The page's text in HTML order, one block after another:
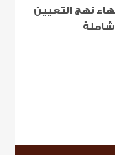
نهج التعيين